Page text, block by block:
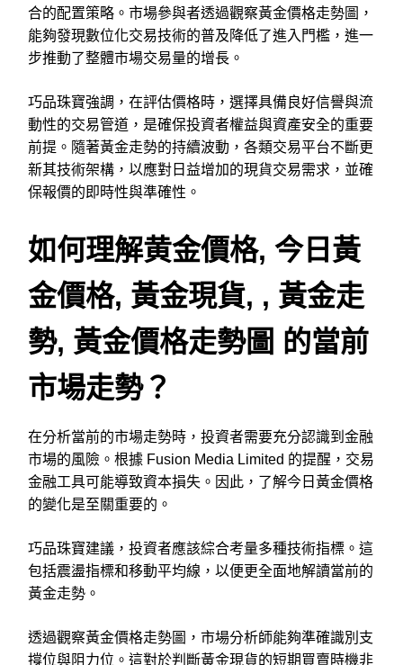
合的配置策略。市場參與者透過觀察黃金價格走勢圖，
能夠發現數位化交易技術的普及降低了進入門檻，進一
步推動了整體市場交易量的增長。
巧品珠寶強調，在評估價格時，選擇具備良好信譽與流
動性的交易管道，是確保投資者權益與資產安全的重要
前提。隨著黃金走勢的持續波動，各類交易平台不斷更
新其技術架構，以應對日益增加的現貨交易需求，並確
保報價的即時性與準確性。
如何理解黄金價格, 今日黃
金價格, 黃金現貨, , 黃金走
勢, 黃金價格走勢圖 的當前
市場走勢？
在分析當前的市場走勢時，投資者需要充分認識到金融
市場的風險。根據 Fusion Media Limited 的提醒，交易
金融工具可能導致資本損失。因此，了解今日黃金價格
的變化是至關重要的。
巧品珠寶建議，投資者應該綜合考量多種技術指標。這
包括震盪指標和移動平均線，以便更全面地解讀當前的
黃金走勢。
透過觀察黃金價格走勢圖，市場分析師能夠準確識別支
撐位與阻力位。這對於判斷黃金現貨的短期買賣時機非